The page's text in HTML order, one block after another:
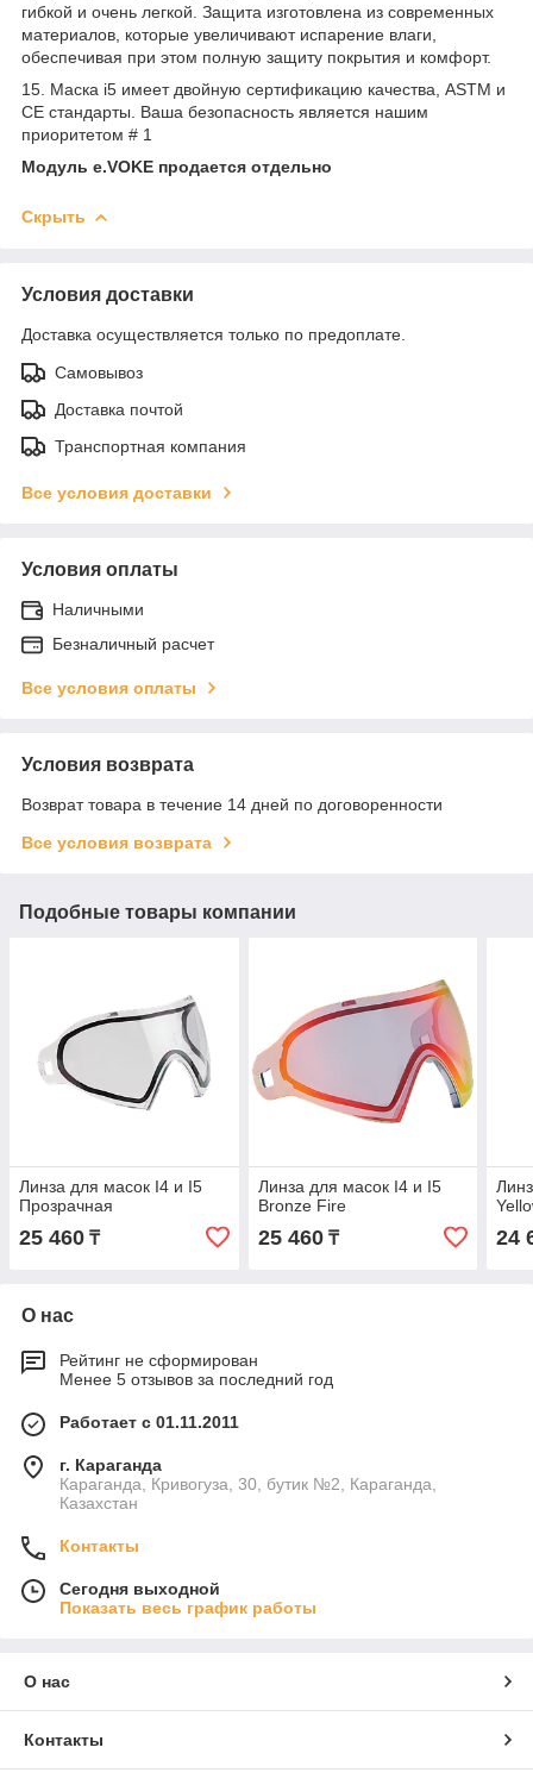
гибкой и очень легкой. Защита изготовлена из современных
материалов, которые увеличивают испарение влаги,
обеспечивая при этом полную защиту покрытия и комфорт.
15. Маска i5 имеет двойную сертификацию качества, ASTM и
CE стандарты. Ваша безопасность является нашим
приоритетом # 1
Модуль e.VOKE продается отдельно
Скрыть
Условия доставки
Доставка осуществляется только по предоплате.
Самовывоз
Доставка почтой
Транспортная компания
Все условия доставки
Условия оплаты
Наличными
Безналичный расчет
Все условия оплаты
Условия возврата
Возврат товара в течение 14 дней по договоренности
Все условия возврата
Подобные товары компании
Линза для масок I4 и I5
Прозрачная
25 460 ₸
Линза для масок I4 и I5
Bronze Fire
25 460₸ 24
О нас
Рейтинг не сформирован
Менее 5 отзывов за последний год
Работает с 01.11.2011
г. Караганда
Караганда, Кривогуза, 30, бутик №2, Караганда,
Казахстан
Контакты
Сегодня выходной
Показать весь график работы
О нас
Контакты